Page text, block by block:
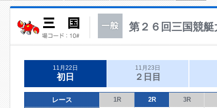
第２６回三国競艇
11月22日
初日
11月23日
２日目
レース 1R 2R 3R